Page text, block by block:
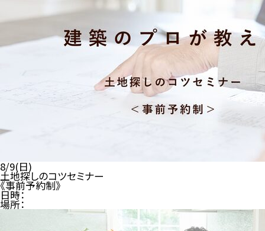
8/9(日)
土地探しのコツセミナー
《事前予約制》
日時：
場所：